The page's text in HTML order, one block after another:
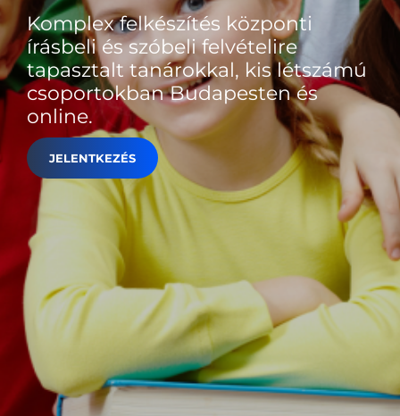
Komplex felkészítés központi
írásbeli és szóbeli felvételire
tapasztalt tanárokkal, kis létszámú
csoportokban Budapesten és
online.
JELENTKEZÉS